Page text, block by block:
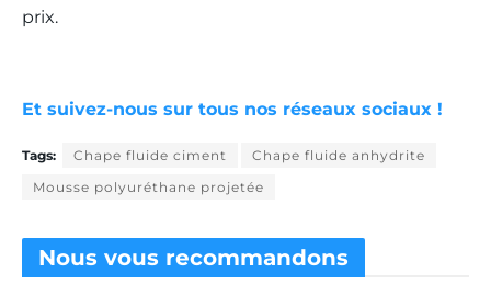
prix.
Et suivez-nous sur tous nos réseaux sociaux !
Tags: Chape fluide ciment
Chape fluide anhydrite
Mousse polyuréthane projetée
Nous vous recommandons